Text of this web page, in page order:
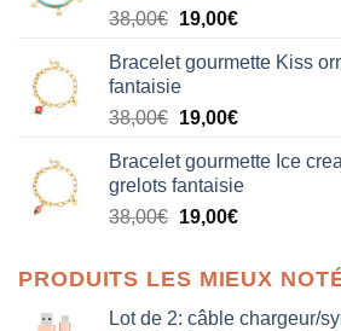
38,00€ Le
initial
était :
38,00€.
19,00€Le
actuel
19,00€.
Bracelet gourmette Kiss
fantaisie
38,00€ Le
initial
était :
38,00€.
19,00€Le
actuel
est :
19,00€.
Bracelet gourmette Ice
grelots fantaisie
38,00€ Le
était :
38,00€.
19,00€Le
est :
19,00€.
PRODUITS LES MIEUX
Lot de 2: câble chargeur/